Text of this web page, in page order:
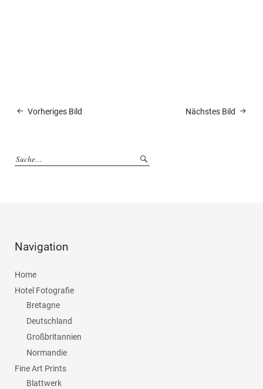
Nächstes Bild
Vorheriges Bild
Navigation
Home
Hotel Fotografie
Bretagne
Deutschland
Großbritannien
Normandie
Fine Art Prints
Blattwerk